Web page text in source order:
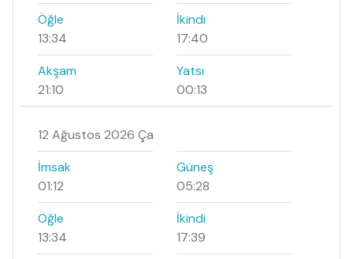
Öğle
13:34
İkindi
17:40
Akşam
21:10
Yatsı
00:13
12 Ağustos 2026 Ça
İmsak
01:12
Güneş
05:28
Öğle
13:34
İkindi
17:39